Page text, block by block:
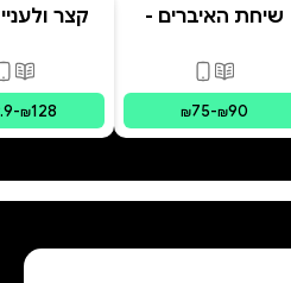
מודפס
שיחת האיברים -
| מסע לריפוי
בשיטת IFS צ
פורמטים זמינים מודפס,
₪75-₪90
קצר
הניתוח
-₪128